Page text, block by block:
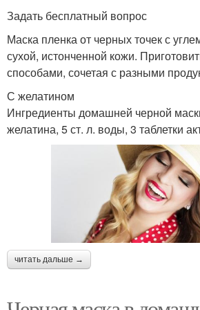
Задать бесплатный вопрос
Маска пленка от черных точек с
сухой, истонченной кожи.
способами, сочетая с разными
С желатином
Ингредиенты домашней черной
желатина, 5 ст. л. воды, 3 таблетки
читать дальше →